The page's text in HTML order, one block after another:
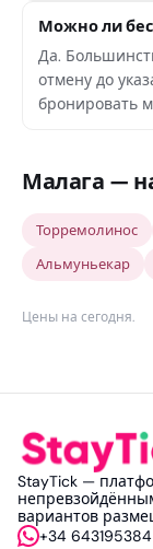
Можно ли
Да.
отмену до
бронировать
Малага —
Торремолинос
Альмуньекар
Цены на сегодня.
StayTick —
вариантов
+34 643195384